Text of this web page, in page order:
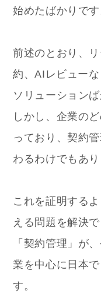
始めたばかりです
前述のとおり、
約、AIレビュー
ソリューション
しかし、企業の
っており、契約
わるわけでもあり
これを証明する
える問題を解決
「契約管理」が
業を中心に日本
す。